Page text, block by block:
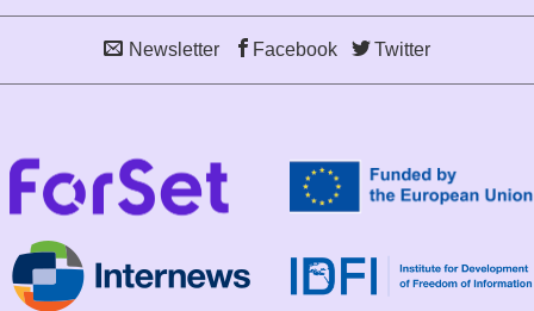
Newsletter Facebook Twitter